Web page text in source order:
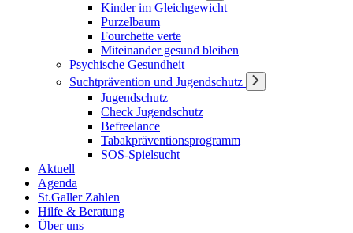
Kinder im Gleichgewicht
Purzelbaum
Fourchette verte
Miteinander gesund bleiben
Psychische Gesundheit
Suchtprävention und Jugendschutz
Jugendschutz
Check Jugendschutz
Befreelance
Tabakpräventionsprogramm
SOS-Spielsucht
Aktuell
Agenda
St.Galler Zahlen
Hilfe & Beratung
Über uns